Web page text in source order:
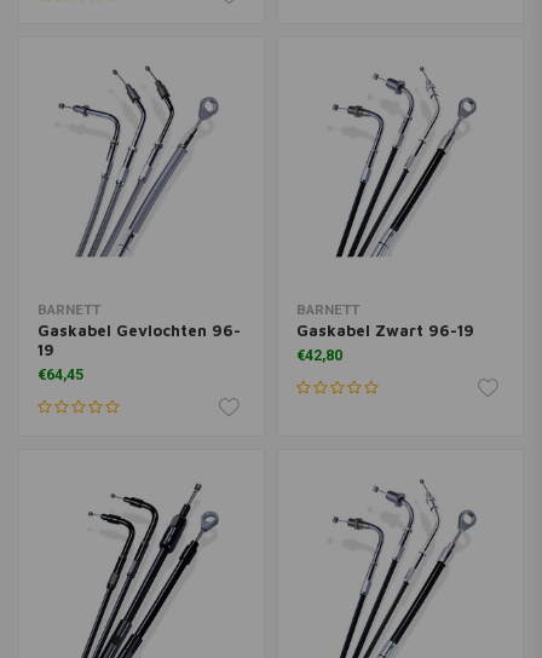
BARNETT
Gaskabel Gevlochten 96-
19
€64,45
BARNETT
Gaskabel Zwart 96-19
€42,80